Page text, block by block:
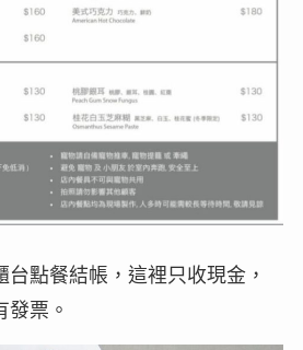
點餐結帳，這裡只收現金，
發票。